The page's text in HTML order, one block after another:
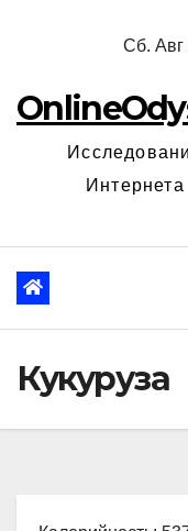
Сб. Авг
Интернета
Кукуруза